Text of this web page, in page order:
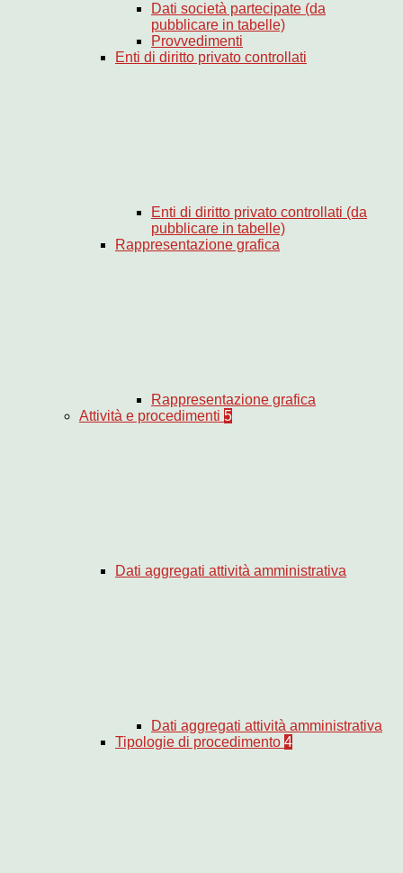
Dati società partecipate (da
pubblicare in tabelle)
Provvedimenti
Enti di diritto privato controllati
Enti di diritto privato controllati (da
pubblicare in tabelle)
Rappresentazione grafica
Rappresentazione grafica
Attività e procedimenti 5
Dati aggregati attività amministrativa
Dati aggregati attività amministrativa
Tipologie di procedimento 4